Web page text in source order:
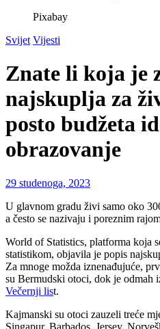
Pixabay
Svijet Vijesti
Znate li koja je
najskuplja za
posto budžeta
obrazovanje
29 studenoga, 2023
U glavnom gradu živi samo oko
a često se nazivaju i poreznim
World of Statistics, platforma koja
statistikom, objavila je popis
Za mnoge možda iznenađujuće,
su Bermudski otoci, dok je odmah
Večernji list.
Kajmanski su otoci zauzeli treće
Singapur, Barbados, Jersey,